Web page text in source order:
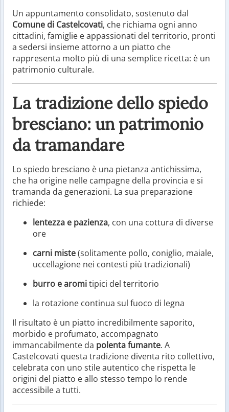
Un appuntamento consolidato, sostenuto dal
Comune di Castelcovati, che richiama ogni anno
cittadini, famiglie e appassionati del territorio, pronti
a sedersi insieme attorno a un piatto che
rappresenta molto più di una semplice ricetta: è un
patrimonio culturale.
La tradizione dello spiedo
bresciano: un patrimonio
da tramandare
Lo spiedo bresciano è una pietanza antichissima,
che ha origine nelle campagne della provincia e si
tramanda da generazioni. La sua preparazione
richiede:
lentezza e pazienza, con una cottura di diverse
ore
carni miste(solitamente pollo, coniglio, maiale,
uccellagione nei contesti più tradizionali)
burro e aromitipici del territorio
la rotazione continua sul fuoco di legna
Il risultato è un piatto incredibilmente saporito,
morbido e profumato, accompagnato
immancabilmente da polenta fumante. A
Castelcovati questa tradizione diventa rito collettivo,
celebrata con uno stile autentico che rispetta le
origini del piatto e allo stesso tempo lo rende
accessibile a tutti.